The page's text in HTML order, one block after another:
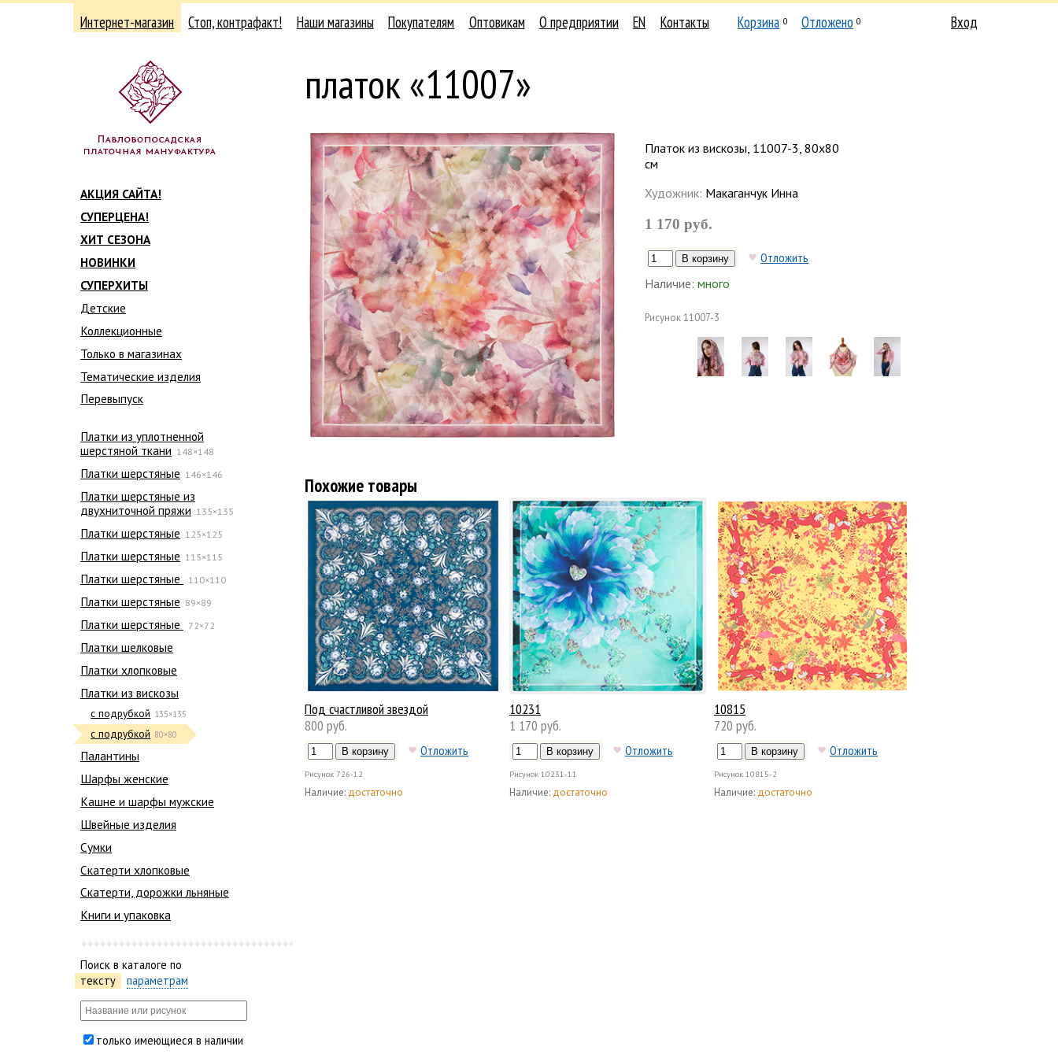
Интернет-магазин Стоп, контрафакт! Наши магазины Покупателям Оптовикам О предприятии EN Контакты Корзина 0 Отложено 0 Вход
АКЦИЯ САЙТА!
СУПЕРЦЕНА!
ХИТ СЕЗОНА
НОВИНКИ
СУПЕРХИТЫ
Детские
Коллекционные
Только в магазинах
Тематические изделия
Перевыпуск
Платки из уплотненной
шерстяной ткани 148×148
Платки шерстяные 146×146
Платки шерстяные из
двухниточной пряжи 135×135
Платки шерстяные 125×125
Платки шерстяные 115×115
Платки шерстяные 110×110
Платки шерстяные 89×89
Платки шерстяные 72×72
Платки шелковые
Платки хлопковые
Платки из вискозы
с подрубкой 135×135
с подрубкой 80×80
Палантины
Шарфы женские
Кашне и шарфы мужские
Швейные изделия
Сумки
Скатерти хлопковые
Скатерти, дорожки льняные
Книги и упаковка
Поиск в каталоге по
тексту
параметрам
только имеющиеся в наличии
платок «11007»
Платок из вискозы, 11007-3, 80х80
см
Художник: Макаганчук Инна
1 170 руб.
Отложить
Наличие: много
Рисунок11007-3
Похожие товары
Под счастливой звездой
800 руб.
Отложить
Рисунок 726-12
Наличие: достаточно
10231
1 170 руб.
Отложить
Рисунок 10231-11
Наличие: достаточно
10815
720 руб.
Отложить
Рисунок 10815-2
Наличие: достаточно